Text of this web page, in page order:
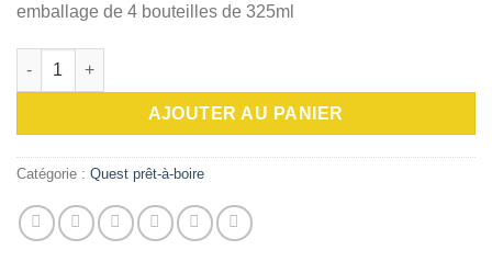
emballage de 4 bouteilles de 325ml
quantité de Quest prêt-à-boire au chocolat (tx)
AJOUTER AU PANIER
Catégorie : Quest prêt-à-boire